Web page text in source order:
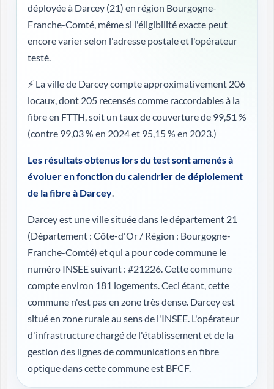
déployée à Darcey (21) en région Bourgogne-
Franche-Comté, même si l'éligibilité exacte peut
encore varier selon l'adresse postale et l'opérateur
testé.
⚡ La ville de Darcey compte approximativement 206
locaux, dont 205 recensés comme raccordables à la
fibre en FTTH, soit un taux de couverture de 99,51 %
(contre 99,03 % en 2024 et 95,15 % en 2023.)
Les résultats obtenus lors du test sont amenés à
évoluer en fonction du calendrier de déploiement
de la fibre à Darcey.
Darcey est une ville située dans le département 21
(Département : Côte-d'Or / Région : Bourgogne-
Franche-Comté) et qui a pour code commune le
numéro INSEE suivant : #21226. Cette commune
compte environ 181 logements. Ceci étant, cette
commune n'est pas en zone très dense. Darcey est
situé en zone rurale au sens de l'INSEE. L'opérateur
d'infrastructure chargé de l'établissement et de la
gestion des lignes de communications en fibre
optique dans cette commune est BFCF.